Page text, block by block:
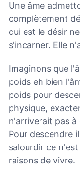
Une âme
complètement
qui est le désir
s'incarner. Elle
Imaginons que
poids eh bien
poids pour
physique,
n'arriverait pas à
Pour descendre
salourdir ce
raisons de vivre.